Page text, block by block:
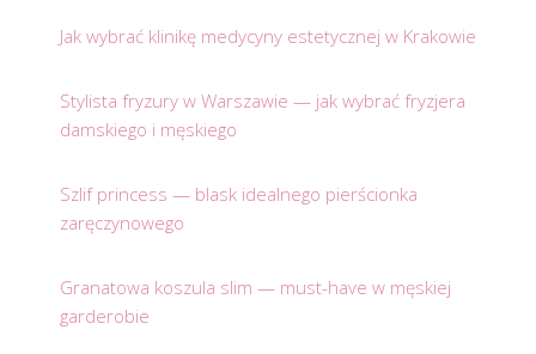
Jak wybrać klinikę medycyny estetycznej w Krakowie
Stylista fryzury w Warszawie — jak wybrać fryzjera
damskiego i męskiego
Szlif princess — blask idealnego pierścionka
zaręczynowego
Granatowa koszula slim — must-have w męskiej
garderobie